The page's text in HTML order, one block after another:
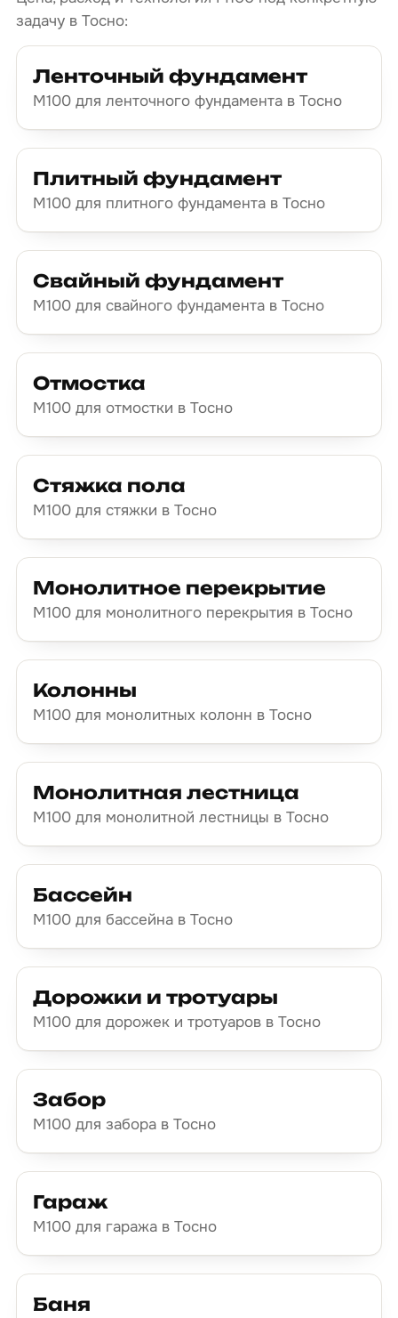
задачу в Тосно:
Ленточный фундамент
М100 для ленточного фундамента в Тосно
Плитный фундамент
М100 для плитного фундамента в Тосно
Свайный фундамент
М100 для свайного фундамента в Тосно
Отмостка
М100 для отмостки в Тосно
Стяжка пола
М100 для стяжки в Тосно
Монолитное перекрытие
М100 для монолитного перекрытия в Тосно
Колонны
М100 для монолитных колонн в Тосно
Монолитная лестница
М100 для монолитной лестницы в Тосно
Бассейн
М100 для бассейна в Тосно
Дорожки и тротуары
М100 для дорожек и тротуаров в Тосно
Забор
М100 для забора в Тосно
Гараж
М100 для гаража в Тосно
Баня